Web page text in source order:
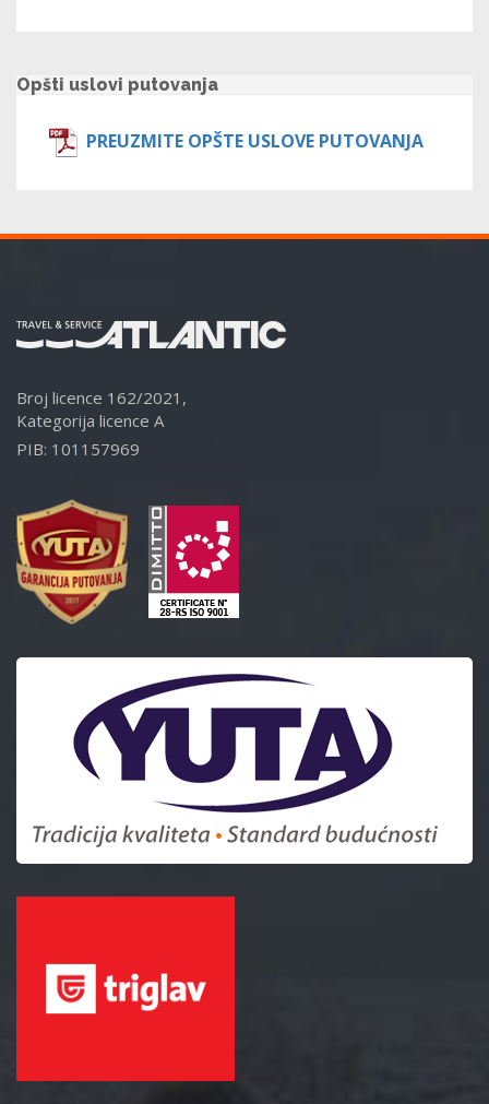
Opšti uslovi putovanja
PREUZMITE OPŠTE USLOVE PUTOVANJA
Broj licence 162/2021,
Kategorija licence A
PIB: 101157969